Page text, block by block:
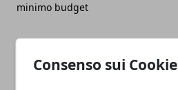
Consenso sui Cookie
minimo budget